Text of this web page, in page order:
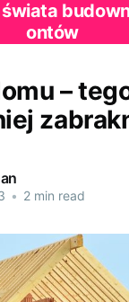
ontów
–
• 2 min read